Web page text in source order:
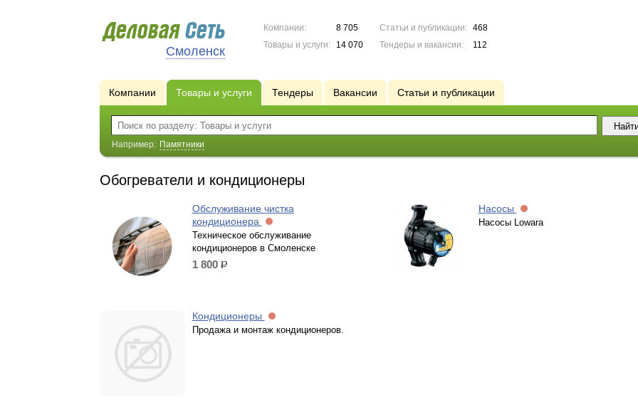
Смоленск
Компании:
8 705
Товары и услуги:
14 070
Статьи и публикации:
468
Тендеры и вакансии:
112
Компании Товары и услуги Тендеры Вакансии Статьи и публикации
Например: Памятники
Обогреватели и кондиционеры
Обслуживание чистка
кондиционера
Техническое обслуживание
кондиционеров в Смоленске
1 800 р.
Насосы
Насосы Lowara
Кондиционеры
Продажа и монтаж кондиционеров.